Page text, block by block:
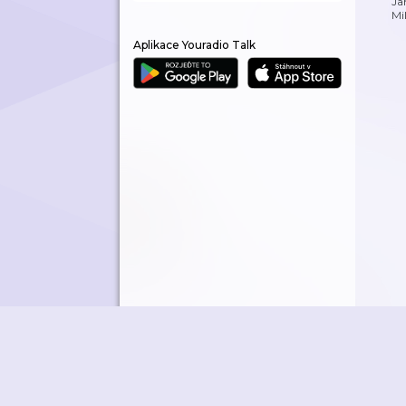
Aplikace Youradio Talk